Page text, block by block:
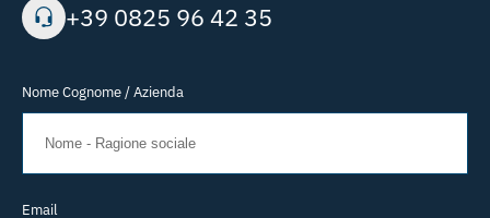
+39 0825 96 42 35
Nome Cognome / Azienda
Email